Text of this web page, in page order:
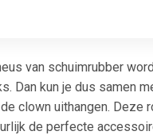
van schuimrubber
Dan kun je dus samen
clown uithangen. Deze
de perfecte